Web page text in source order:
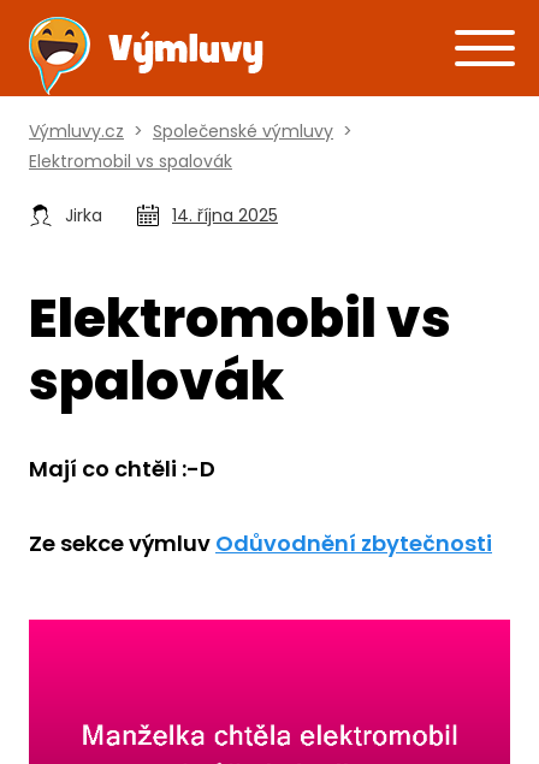
Výmluvy.cz > Společenské výmluvy >
Elektromobil vs spalovák
Jirka 14. října 2025
Elektromobil vs
spalovák
Mají co chtěli :-D
Ze sekce výmluv Odůvodnění zbytečnosti